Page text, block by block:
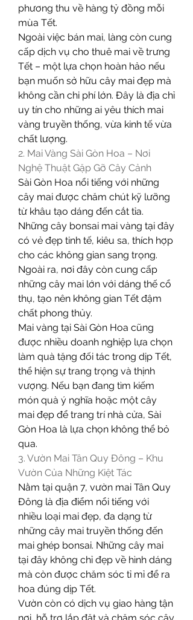
phương thu về hàng tỷ đồng mỗi
mùa Tết.
Ngoài việc bán mai, làng còn cung
cấp dịch vụ cho thuê mai về trưng
Tết – một lựa chọn hoàn hảo nếu
bạn muốn sở hữu cây mai đẹp mà
không cần chi phí lớn. Đây là địa chỉ
uy tín cho những ai yêu thích mai
vàng truyền thống, vừa kinh tế vừa
chất lượng.
2. Mai Vàng Sài Gòn Hoa – Nơi
Nghệ Thuật Gặp Gỡ Cây Cảnh
Sài Gòn Hoa nổi tiếng với những
cây mai được chăm chút kỹ lưỡng
từ khâu tạo dáng đến cắt tỉa.
Những cây bonsai mai vàng tại đây
có vẻ đẹp tinh tế, kiêu sa, thích hợp
cho các không gian sang trọng.
Ngoài ra, nơi đây còn cung cấp
những cây mai lớn với dáng thế cổ
thụ, tạo nên không gian Tết đậm
chất phong thủy.
Mai vàng tại Sài Gòn Hoa cũng
được nhiều doanh nghiệp lựa chọn
làm quà tặng đối tác trong dịp Tết,
thể hiện sự trang trọng và thịnh
vượng. Nếu bạn đang tìm kiếm
món quà ý nghĩa hoặc một cây
mai đẹp để trang trí nhà cửa, Sài
Gòn Hoa là lựa chọn không thể bỏ
qua.
3. Vườn Mai Tân Quy Đông – Khu
Vườn Của Những Kiệt Tác
Nằm tại quận 7, vườn mai Tân Quy
Đông là địa điểm nổi tiếng với
nhiều loại mai đẹp, đa dạng từ
những cây mai truyền thống đến
mai ghép bonsai. Những cây mai
tại đây không chỉ đẹp về hình dáng
mà còn được chăm sóc tỉ mỉ để ra
hoa đúng dịp Tết.
Vườn còn có dịch vụ giao hàng tận